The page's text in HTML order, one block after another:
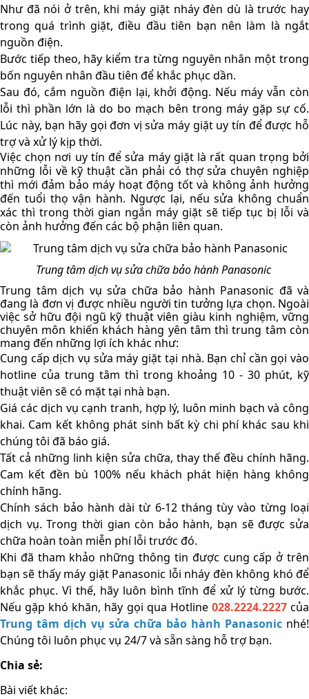
Như đã nói ở trên, khi máy giặt nháy đèn dù là trước hay
trong quá trình giặt, điều đầu tiên bạn nên làm là ngắt
nguồn điện.
Bước tiếp theo, hãy kiểm tra từng nguyên nhân một trong
bốn nguyên nhân đầu tiên để khắc phục dần.
Sau đó, cắm nguồn điện lại, khởi động. Nếu máy vẫn còn
lỗi thì phần lớn là do bo mạch bên trong máy gặp sự cố.
Lúc này, bạn hãy gọi đơn vị sửa máy giặt uy tín để được hỗ
trợ và xử lý kịp thời.
Việc chọn nơi uy tín để sửa máy giặt là rất quan trọng bởi
những lỗi về kỹ thuật cần phải có thợ sửa chuyên nghiệp
thì mới đảm bảo máy hoạt động tốt và không ảnh hưởng
đến tuổi thọ vận hành. Ngược lại, nếu sửa không chuẩn
xác thì trong thời gian ngắn máy giặt sẽ tiếp tục bị lỗi và
còn ảnh hưởng đến các bộ phận liên quan.
Trung tâm dịch vụ sửa chữa bảo hành Panasonic
Trung tâm dịch vụ sửa chữa bảo hành Panasonic đã và
đang là đơn vị được nhiều người tin tưởng lựa chọn. Ngoài
việc sở hữu đội ngũ kỹ thuật viên giàu kinh nghiệm, vững
chuyên môn khiến khách hàng yên tâm thì trung tâm còn
mang đến những lợi ích khác như:
Cung cấp dịch vụ sửa máy giặt tại nhà. Bạn chỉ cần gọi vào
hotline của trung tâm thì trong khoảng 10 - 30 phút, kỹ
thuật viên sẽ có mặt tại nhà bạn.
Giá các dịch vụ cạnh tranh, hợp lý, luôn minh bạch và công
khai. Cam kết không phát sinh bất kỳ chi phí khác sau khi
chúng tôi đã báo giá.
Tất cả những linh kiện sửa chữa, thay thế đều chính hãng.
Cam kết đền bù 100% nếu khách phát hiện hàng không
chính hãng.
Chính sách bảo hành dài từ 6-12 tháng tùy vào từng loại
dịch vụ. Trong thời gian còn bảo hành, bạn sẽ được sửa
chữa hoàn toàn miễn phí lỗi trước đó.
Khi đã tham khảo những thông tin được cung cấp ở trên
bạn sẽ thấy máy giặt Panasonic lỗi nháy đèn không khó để
khắc phục. Vì thế, hãy luôn bình tĩnh để xử lý từng bước.
Nếu gặp khó khăn, hãy gọi qua Hotline 028.2224.2227
Trung tâm dịch vụ sửa chữa bảo hành Panasonic nhé!
Chúng tôi luôn phục vụ 24/7 và sẵn sàng hỗ trợ bạn.
Chia sẻ:
Bài viết khác: